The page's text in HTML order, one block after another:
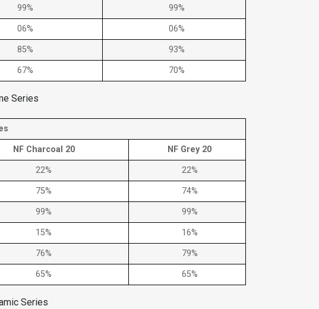
99% 99%
06% 06%
85% 93%
67% 70%
Series
NF Charcoal 20 NF Grey 20
22% 22%
75% 74%
99% 99%
15% 16%
76% 79%
65% 65%
Series